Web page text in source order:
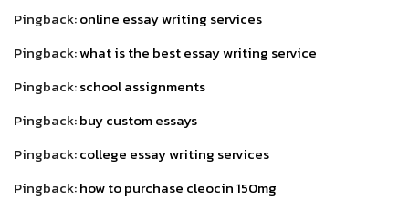
Pingback:online essay writing services
Pingback:what is the best essay writing service
Pingback:school assignments
Pingback:buy custom essays
Pingback:college essay writing services
Pingback:how to purchase cleocin 150mg